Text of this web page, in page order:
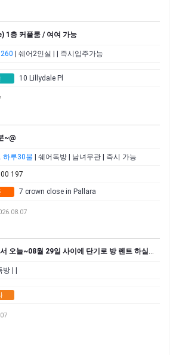
1층 커플룸 / 여여 가능
| 쉐어2인실 | | 즉시입주가능
10 Lillydale Pl
~@
하루30불 | 쉐어독방 | 남녀무관 | 즉시 가능
197
7 crown close in Pallara
늘~08월 29일 사이에 단기로 방 렌트 하실분 구해요.
방 | |